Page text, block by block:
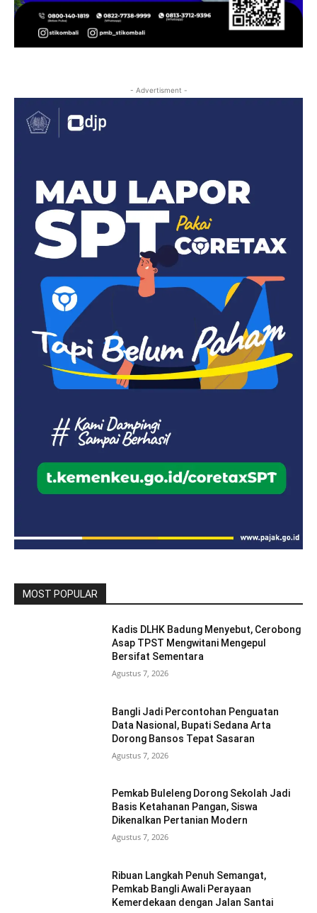
- Advertisment -
MOST POPULAR
Kadis DLHK Badung Menyebut, Cerobong
Asap TPST Mengwitani Mengepul
Bersifat Sementara
Agustus 7, 2026
Bangli Jadi Percontohan Penguatan
Data Nasional, Bupati Sedana Arta
Dorong Bansos Tepat Sasaran
Agustus 7, 2026
Pemkab Buleleng Dorong Sekolah Jadi
Basis Ketahanan Pangan, Siswa
Dikenalkan Pertanian Modern
Agustus 7, 2026
Ribuan Langkah Penuh Semangat,
Pemkab Bangli Awali Perayaan
Kemerdekaan dengan Jalan Santai